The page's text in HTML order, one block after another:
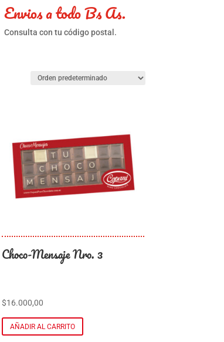
Envios a todo Bs As.
Consulta con tu código postal.
Choco-Mensaje Nro. 3
$16.000,00
AÑADIR AL CARRITO